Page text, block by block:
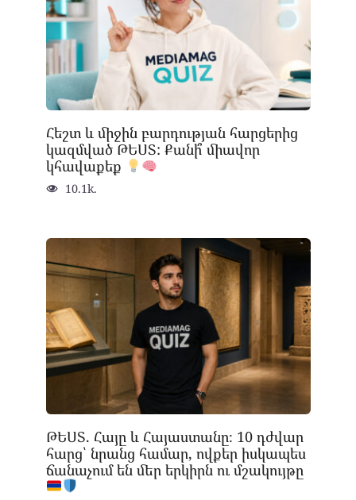
Հեշտ և միջին բարդության հարցերից
կազմված ԹԵՍՏ: Քանի՞ միավոր
կհավաքեք
10.1k.
ԹԵՍՏ. Հայը և Հայաստանը։ 10 դժվար
հարց՝ նրանց համար, ովքեր իսկապես
ճանաչում են մեր երկիրն ու մշակույթը